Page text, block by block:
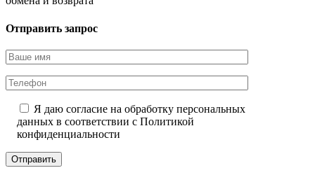
Отправить запрос
Я даю согласие на обработку персональных
данных в соответствии с Политикой
конфиденциальности